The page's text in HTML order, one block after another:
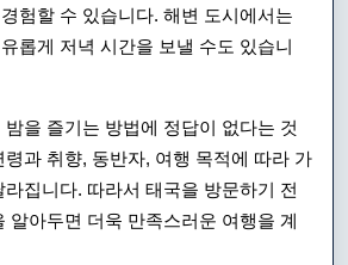
법:
시
별
매
력
험할 수 있습니다. 해변 도시에서는
롭게 저녁 시간을 보낼 수도 있습니
을 즐기는 방법에 정답이 없다는 것
과 취향, 동반자, 여행 목적에 따라 가
집니다. 따라서 태국을 방문하기 전
알아두면 더욱 만족스러운 여행을 계